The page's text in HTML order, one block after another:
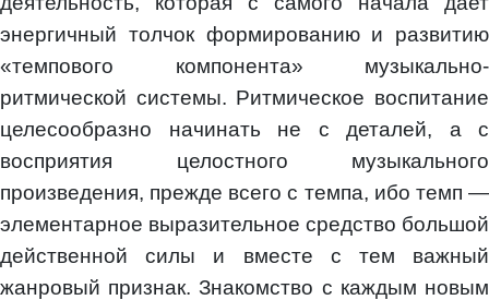
энергичный толчок формированию и развитию
«темпового компонента» музыкально-
ритмической системы. Ритмическое воспитание
целесообразно начинать не с деталей, а с
восприятия целостного музыкального
произведения, прежде всего с темпа, ибо темп —
элементарное выразительное средство большой
действенной силы и вместе с тем важный
жанровый признак. Знакомство с каждым новым